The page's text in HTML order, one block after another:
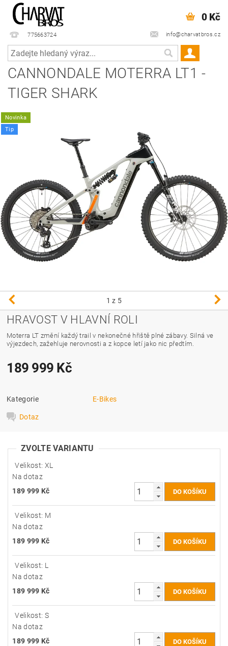
775663724 info@charvatbros.cz
0 Kč
CANNONDALE MOTERRA LT1 -
TIGER SHARK
Novinka
Tip
1 z 5
HRAVOST V HLAVNÍ ROLI
Moterra LT změní každý trail v nekonečné hřiště plné zábavy. Silná ve
výjezdech, zažehluje nerovnosti a z kopce letí jako nic předtím.
189 999 Kč
Kategorie E-Bikes
Dotaz
ZVOLTE VARIANTU
Velikost: XL
Na dotaz
189 999 Kč
Velikost: M
Na dotaz
189 999 Kč
Velikost: L
Na dotaz
189 999 Kč
Velikost: S
Na dotaz
189 999 Kč